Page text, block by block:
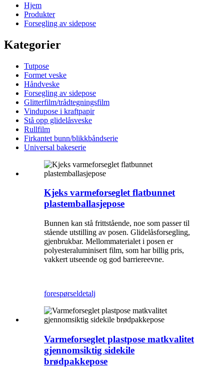
Hjem
Produkter
Forsegling av sidepose
Kategorier
Tutpose
Formet veske
Håndveske
Forsegling av sidepose
Glitterfilm/trådtegningsfilm
Vindupose i kraftpapir
Stå opp glidelåsveske
Rullfilm
Firkantet bunn/blikkbåndserie
Universal bakeserie
Kjeks varmeforseglet flatbunnet
plastemballasjepose
Bunnen kan stå frittstående, noe som passer til
stående utstilling av posen. Glidelåsforsegling,
gjenbrukbar. Mellommaterialet i posen er
polyesteraluminisert film, som har billig pris,
vakkert utseende og god barriereevne.
forespørseldetalj
Varmeforseglet plastpose matkvalitet
gjennomsiktig sidekile
brødpakkepose